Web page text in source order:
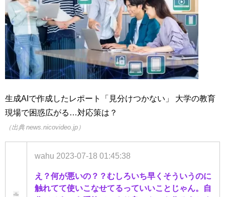
生成AIで作成したレポート「見分けつかない」 大学の教育
現場で困惑広がる…対応策は？
（出典 news.nicovideo.jp）
wahu 2023-07-18 01:45:38
え？何が悪いの？？むしろいち早くそういうのに
触れてて使いこなせてるっていいことじゃん。自